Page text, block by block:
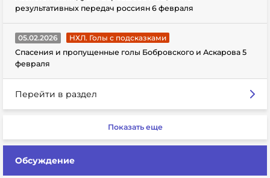
результативных передач россиян 6 февраля
05.02.2026
НХЛ. Голы с подсказками
Спасения и пропущенные голы Бобровского и Аскарова 5
февраля
Перейти в раздел
Показать еще
Обсуждение